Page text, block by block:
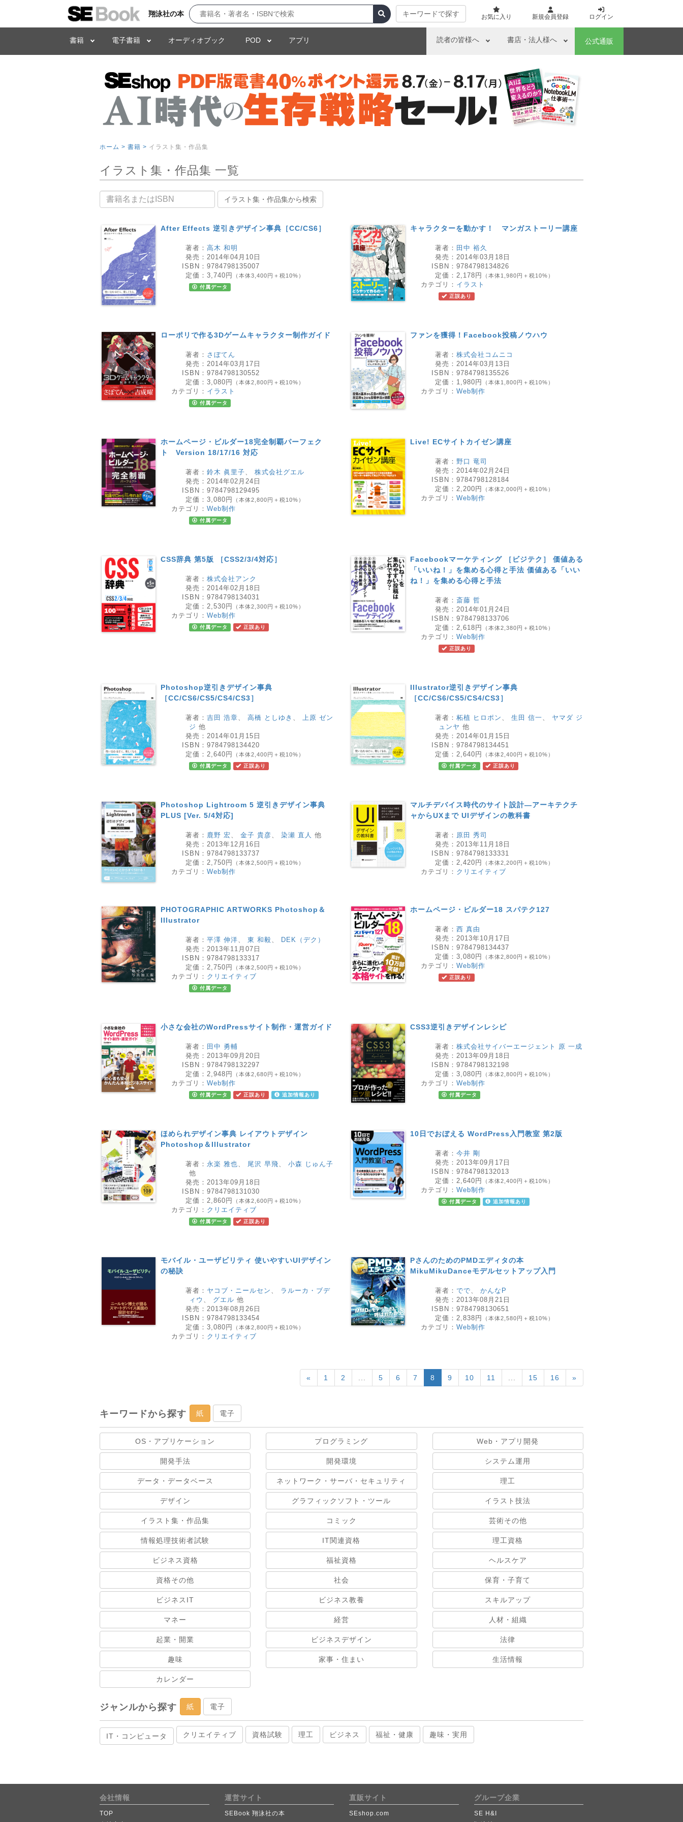
翔泳社の本 キーワードで探す お気に入り 新規会員登録 ログイン
書籍 電子書籍 オーディオブック POD アプリ 読者の皆様へ 書店・法人様へ 公式通販
ホーム > 書籍 > イラスト集・作品集
イラスト集・作品集 一覧
書籍名 イラスト集・作品集から検索
After Effects 逆引きデザイン事典［CC/CS6］
著者： 高木 和明
発売： 2014年04月10日
ISBN： 9784798135007
定価： 3,740円 （本体3,400円＋税10%）
付属データ
キャラクターを動かす！ マンガストーリー講座
著者： 田中 裕久
発売： 2014年03月18日
ISBN： 9784798134826
定価： 2,178円 （本体1,980円＋税10%）
カテゴリ： イラスト
正誤あり
ローポリで作る3Dゲームキャラクター制作ガイド
著者： さぼてん
発売： 2014年03月17日
ISBN： 9784798130552
定価： 3,080円 （本体2,800円＋税10%）
カテゴリ： イラスト
付属データ
ファンを獲得！Facebook投稿ノウハウ
著者： 株式会社コムニコ
発売： 2014年03月13日
ISBN： 9784798135526
定価： 1,980円 （本体1,800円＋税10%）
カテゴリ： Web制作
ホームページ・ビルダー18完全制覇パーフェク
ト Version 18/17/16 対応
著者： 鈴木 眞里子、 株式会社グエル
発売： 2014年02月24日
ISBN： 9784798129495
定価： 3,080円 （本体2,800円＋税10%）
カテゴリ： Web制作
付属データ
Live! ECサイトカイゼン講座
著者： 野口 竜司
発売： 2014年02月24日
ISBN： 9784798128184
定価： 2,200円 （本体2,000円＋税10%）
カテゴリ： Web制作
CSS辞典 第5版 ［CSS2/3/4対応］
著者： 株式会社アンク
発売： 2014年02月18日
ISBN： 9784798134031
定価： 2,530円 （本体2,300円＋税10%）
カテゴリ： Web制作
付属データ 正誤あり
Facebookマーケティング ［ビジテク］ 価値ある
「いいね！」を集める心得と手法 価値ある「いい
ね！」を集める心得と手法
著者： 斎藤 哲
発売： 2014年01月24日
ISBN： 9784798133706
定価： 2,618円 （本体2,380円＋税10%）
カテゴリ： Web制作
正誤あり
Photoshop逆引きデザイン事典
［CC/CS6/CS5/CS4/CS3］
著者： 吉田 浩章、 高橋 としゆき 、 上原 ゼン
ジ 他
発売： 2014年01月15日
ISBN： 9784798134420
定価： 2,640円 （本体2,400円＋税10%）
付属データ 正誤あり
Illustrator逆引きデザイン事典
［CC/CS6/CS5/CS4/CS3］
著者： 柘植 ヒロポン 、 生田 信一 、 ヤマダ ジ
ュンヤ 他
発売： 2014年01月15日
ISBN： 9784798134451
定価： 2,640円 （本体2,400円＋税10%）
付属データ 正誤あり
Photoshop Lightroom 5 逆引きデザイン事典
PLUS [Ver. 5/4対応]
著者： 鹿野 宏、 金子 貴彦、 染瀬 直人 他
発売： 2013年12月16日
ISBN： 9784798133737
定価： 2,750円 （本体2,500円＋税10%）
カテゴリ： Web制作
マルチデバイス時代のサイト設計―アーキテクチ
ャからUXまで UIデザインの教科書
著者： 原田 秀司
発売： 2013年11月18日
ISBN： 9784798133331
定価： 2,420円 （本体2,200円＋税10%）
カテゴリ： クリエイティブ
PHOTOGRAPHIC ARTWORKS Photoshop＆
Illustrator
著者： 平澤 伸洋、 東 和毅、
DEK（デク）
発売： 2013年11月07日
ISBN： 9784798133317
定価： 2,750円 （本体2,500円＋税10%）
カテゴリ： クリエイティブ
付属データ
ホームページ・ビルダー18 スパテク127
著者： 西 真由
発売： 2013年10月17日
ISBN： 9784798134437
定価： 3,080円 （本体2,800円＋税10%）
カテゴリ： Web制作
正誤あり
小さな会社のWordPressサイト制作・運営ガイド
著者： 田中 勇輔
発売： 2013年09月20日
ISBN： 9784798132297
定価： 2,948円 （本体2,680円＋税10%）
カテゴリ： Web制作
付属データ 正誤あり 追加情報あり
CSS3逆引きデザインレシピ
著者： 株式会社サイバーエージェント 原 一成
発売： 2013年09月18日
ISBN： 9784798132198
定価： 3,080円 （本体2,800円＋税10%）
カテゴリ： Web制作
付属データ
ほめられデザイン事典 レイアウトデザイン
Photoshop＆Illustrator
著者： 永楽 雅也、 尾沢 早飛、 小森 じゅん子
他
発売： 2013年09月18日
ISBN： 9784798131030
定価： 2,860円 （本体2,600円＋税10%）
カテゴリ： クリエイティブ
付属データ 正誤あり
10日でおぼえる WordPress入門教室 第2版
著者： 今井 剛
発売： 2013年09月17日
ISBN： 9784798132013
定価： 2,640円 （本体2,400円＋税10%）
カテゴリ： Web制作
付属データ 追加情報あり
モバイル・ユーザビリティ 使いやすいUIデザイン
の秘訣
著者： ヤコブ・ニールセン 、 ラルーカ・ブデ
ィウ 、 グエル 他
発売： 2013年08月26日
ISBN： 9784798133454
定価： 3,080円 （本体2,800円＋税10%）
カテゴリ： クリエイティブ
PさんのためのPMDエディタの本
MikuMikuDanceモデルセットアップ入門
著者： でで、 かんなP
発売： 2013年08月21日
ISBN： 9784798130651
定価： 2,838円 （本体2,580円＋税10%）
カテゴリ： Web制作
« 1 2 5 6 7 8 9 10 11 15 16 »
キーワードから探す 紙 電子
OS・アプリケーション プログラミング Web・アプリ開発
開発手法 開発環境 システム運用
データ・データベース ネットワーク・サーバ・セキュリティ 理工
デザイン グラフィックソフト・ツール イラスト技法
イラスト集・作品集 コミック 芸術その他
情報処理技術者試験 IT関連資格 理工資格
ビジネス資格 福祉資格 ヘルスケア
資格その他 社会 保育・子育て
ビジネスIT ビジネス教養 スキルアップ
マネー 経営 人材・組織
起業・開業 ビジネスデザイン 法律
趣味 家事・住まい 生活情報
カレンダー
ジャンルから探す 紙 電子
IT・コンピュータ クリエイティブ 資格試験 理工 ビジネス 福祉・健康 趣味・実用
会社情報
TOP
運営サイト
SEBook 翔泳社の本
直販サイト
SEshop.com
グループ企業
SE H&I